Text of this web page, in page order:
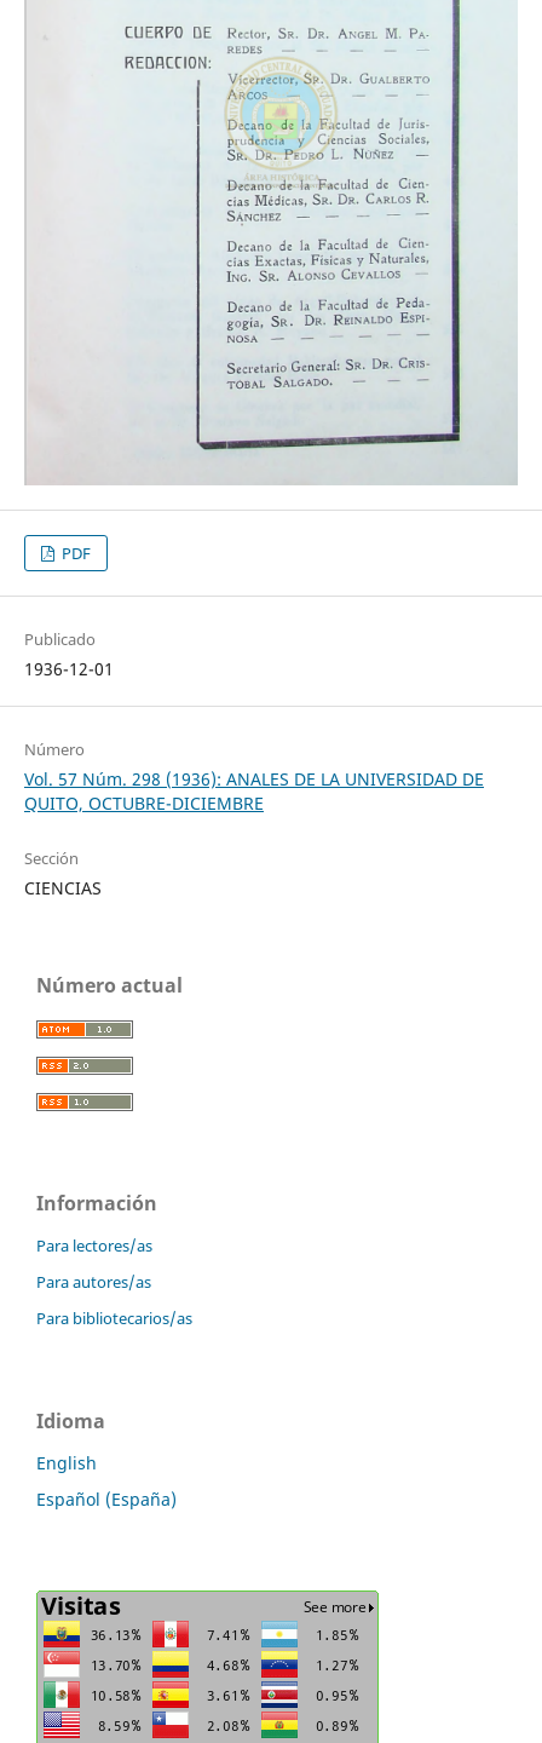
PDF
Publicado
1936-12-01
Número
Vol. 57 Núm. 298 (1936): ANALES DE LA UNIVERSIDAD DE
QUITO, OCTUBRE-DICIEMBRE
Sección
CIENCIAS
Número actual
Información
Para lectores/as
Para autores/as
Para bibliotecarios/as
Idioma
English
Español (España)